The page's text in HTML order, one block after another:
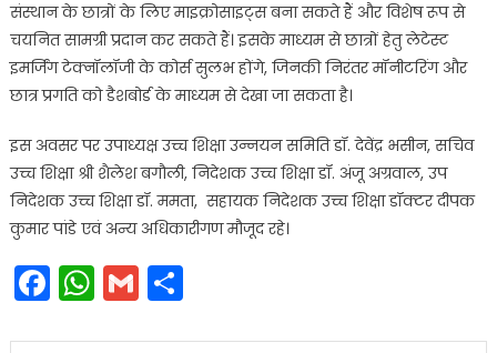
संस्थान के छात्रों के लिए माइक्रोसाइट्स बना सकते हैं और विशेष रूप से
चयनित सामग्री प्रदान कर सकते हैं। इसके माध्यम से छात्रों हेतु लेटेस्ट
इमर्जिंग टेक्नॉलॉजी के कोर्स सुलभ होंगे, जिनकी निरंतर मॉनीटरिंग और
छात्र प्रगति को डैशबोर्ड के माध्यम से देखा जा सकता है।
इस अवसर पर उपाध्यक्ष उच्च शिक्षा उन्नयन समिति डॉ. देवेंद्र भसीन, सचिव
उच्च शिक्षा श्री शैलेश बगौली, निदेशक उच्च शिक्षा डॉ. अंजू अग्रवाल, उप
निदेशक उच्च शिक्षा डॉ. ममता, सहायक निदेशक उच्च शिक्षा डॉक्टर दीपक
कुमार पांडे एवं अन्य अधिकारीगण मौजूद रहे।
Facebook
WhatsApp
GmailShare